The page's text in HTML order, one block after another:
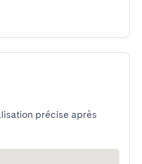
précise après